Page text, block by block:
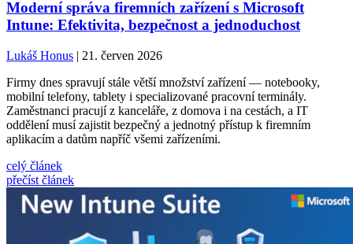
Moderní správa firemních zařízení s Microsoft
Intune: Efektivita, bezpečnost a jednoduchost
Lukáš Honus | 21. červen 2026
Firmy dnes spravují stále větší množství zařízení — notebooky,
mobilní telefony, tablety i specializované pracovní terminály.
Zaměstnanci pracují z kanceláře, z domova i na cestách, a IT
oddělení musí zajistit bezpečný a jednotný přístup k firemním
aplikacím a datům napříč všemi zařízeními.
celý článek
přečíst článek